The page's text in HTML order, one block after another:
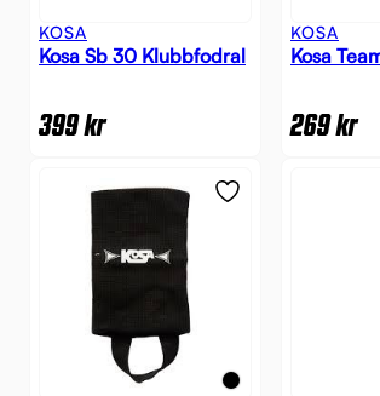
KOSA
Kosa Sb 30 Klubbfodral
399kr
KOSA
Kosa
269kr